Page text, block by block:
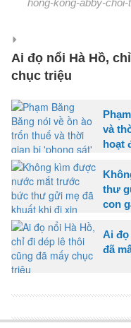
Ai đọ nổi Hà Hồ,
chục triệu
và
hoạt
thư
con
Ai đọ
đã